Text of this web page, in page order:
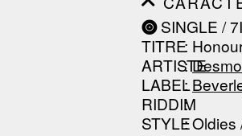
SINGLE /
TITRE
:
ARTISTE
:
LABEL
:
RIDDIM
:
STYLE: Oldies